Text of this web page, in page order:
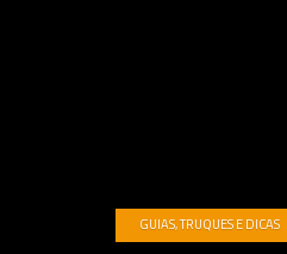
GUIAS, TRUQUES E DICAS